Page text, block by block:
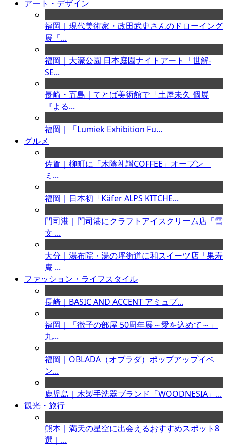
アート・デザイン
福岡｜現代美術家・政田武史さんのドローイング
展「...
福岡｜大濠公園 日本庭園ナイトアート「世解-
SE...
長崎・五島｜てとば美術館で「土屋未久 個展
『よる...
福岡｜「Lumiek Exhibition Fu...
グルメ
佐賀｜柳町に「木陰礼讃COFFEE」オープン
ミ...
福岡｜日本初「Käfer ALPS KITCHE...
門司港｜門司港にクラフトアイスクリーム店「雪
文 ...
大分｜湯布院・湯の坪街道に和スイーツ店「果寿
庵 ...
ファッション・ライフスタイル
長崎｜BASIC AND ACCENT アミュプ...
福岡｜「徹子の部屋 50周年展～愛を込めて～」
九...
福岡｜OBLADA（オブラダ）ポップアップイベ
ン...
鹿児島｜木製手洗器ブランド「WOODNESIA」...
観光・旅行
熊本｜満天の星空に出会えるおすすめスポット8
選｜...